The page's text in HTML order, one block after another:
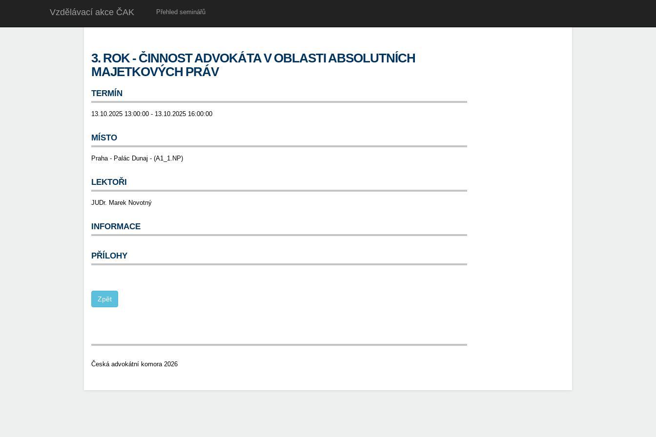
Vzdělávací akce ČAK Přehled seminářů
3. ROK - ČINNOST ADVOKÁTA V OBLASTI ABSOLUTNÍCH
MAJETKOVÝCH PRÁV
TERMÍN
13.10.2025 13:00:00 - 13.10.2025 16:00:00
MÍSTO
Praha - Palác Dunaj - (A1_1.NP)
LEKTOŘI
JUDr. Marek Novotný
INFORMACE
PŘÍLOHY
Česká advokátní komora 2026